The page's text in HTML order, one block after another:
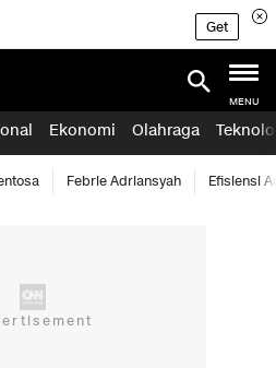
Get
MENU
Ekonomi Olahraga
Febrie Adriansyah Efisiensi